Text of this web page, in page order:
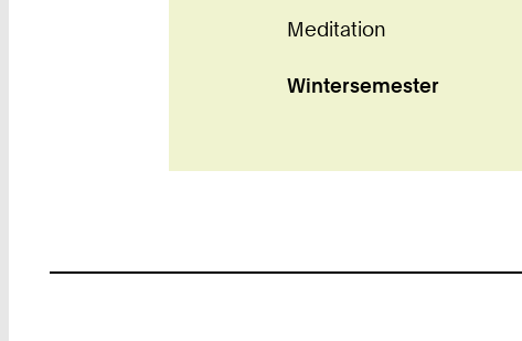
Meditation
Wintersemester